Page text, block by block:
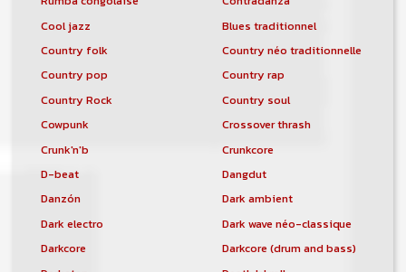
Cool jazz
Blues traditionnel
Country folk
Country néo traditionnelle
Country pop
Country rap
Country Rock
Country soul
Cowpunk
Crossover thrash
Crunk'n'b
Crunkcore
D-beat
Dangdut
Danzón
Dark ambient
Dark electro
Dark wave néo-classique
Darkcore
Darkcore (drum and bass)